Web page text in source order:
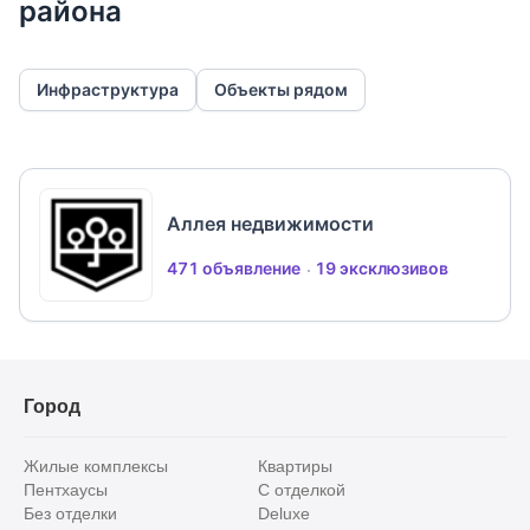
района
Инфраструктура Объекты рядом
Аллея недвижимости
471 объявление 19 эксклюзивов
Город
Жилые комплексы
Квартиры
Пентхаусы
С отделкой
Без отделки
Deluxe